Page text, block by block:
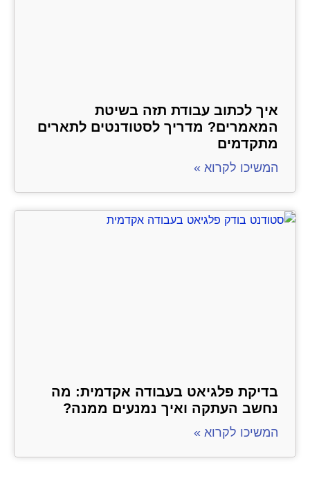
איך לכתוב עבודת תזה בשיטת
המאמרים? מדריך לסטודנטים לתארים
מתקדמים
המשיכו לקרוא »
בדיקת פלגיאט בעבודה אקדמית: מה
נחשב העתקה ואיך נמנעים ממנה?
המשיכו לקרוא »